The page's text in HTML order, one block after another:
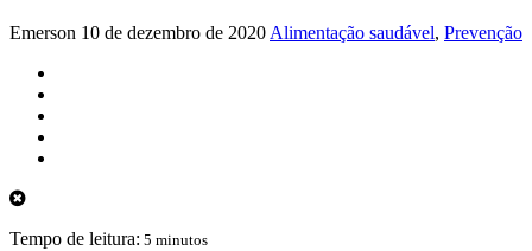
Emerson 10 de dezembro de 2020 Alimentação saudável, Prevenção
Tempo de leitura: 5 minutos